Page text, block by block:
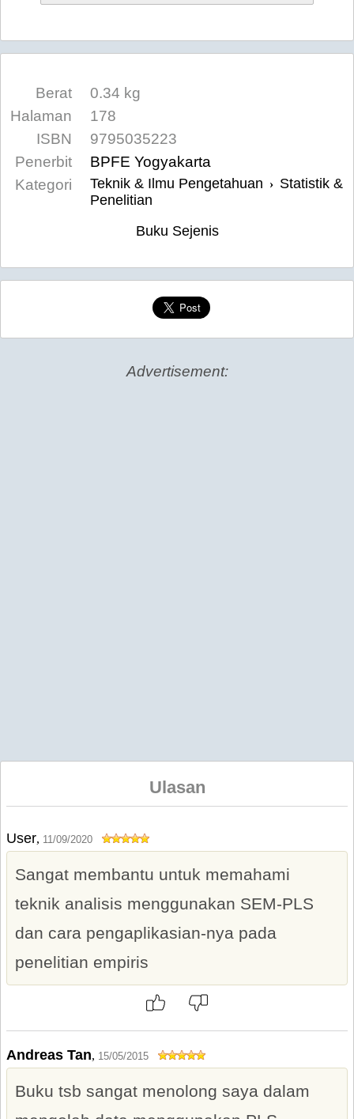
Berat
0.34 kg
Halaman
178
ISBN
9795035223
Penerbit
BPFE Yogyakarta
Kategori
Teknik & Ilmu Pengetahuan › Statistik &
Penelitian
Buku Sejenis
Advertisement:
Ulasan
User, 11/09/2020
Sangat membantu untuk memahami
teknik analisis menggunakan SEM-PLS
dan cara pengaplikasian-nya pada
penelitian empiris
Andreas Tan, 15/05/2015
Buku tsb sangat menolong saya dalam